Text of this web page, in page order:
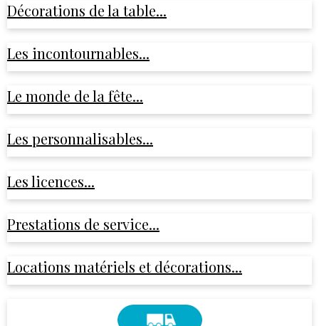
Décorations de la table...
Les incontournables...
Le monde de la fête...
Les personnalisables...
Les licences...
Prestations de service...
Locations matériels et décorations...